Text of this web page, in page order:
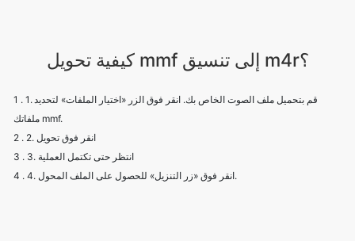
كيفية تحويل mmf إلى تنسيق m4r؟
1 . 1. قم بتحميل ملف الصوت الخاص بك. انقر فوق الزر «اختيار الملفات» لتحديد
ملفاتك mmf.
2 . 2. انقر فوق تحويل
3 . 3. انتظر حتى تكتمل العملية
4 . 4. انقر فوق «زر التنزيل» للحصول على الملف المحول.